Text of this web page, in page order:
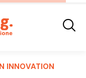
INNOVATION